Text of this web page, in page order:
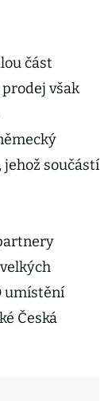
část
však
jehož součástí
umístění
Česká